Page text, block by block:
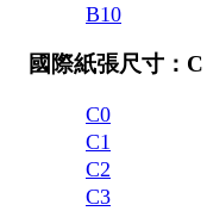
B10
國際紙張尺寸：C
C0
C1
C2
C3